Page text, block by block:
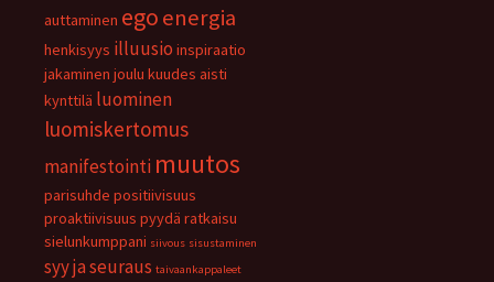
auttaminen egoenergia
henkisyys illuusio inspiraatio
jakaminen joulu kuudes aisti
kynttilä luominen
luomiskertomus
manifestointi muutos
parisuhde positiivisuus
proaktiivisuus pyydä ratkaisu
sielunkumppani siivous sisustaminen
syy ja seuraus taivaankappaleet